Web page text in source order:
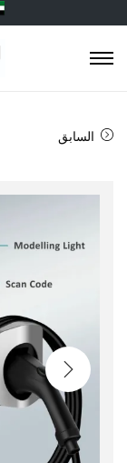
السابق